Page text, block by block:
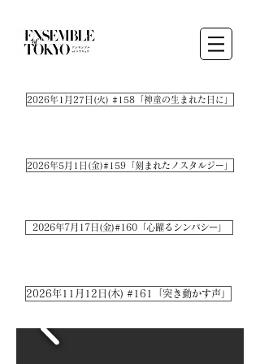
2026年1月27日(火) #158「神童の生まれた日に」
2026年5月1日(金)#159「刻まれたノスタルジー」
2026年7月17日(金)#160「心躍るシンパシー」
2026年11月12日(木) #161「突き動かす声」